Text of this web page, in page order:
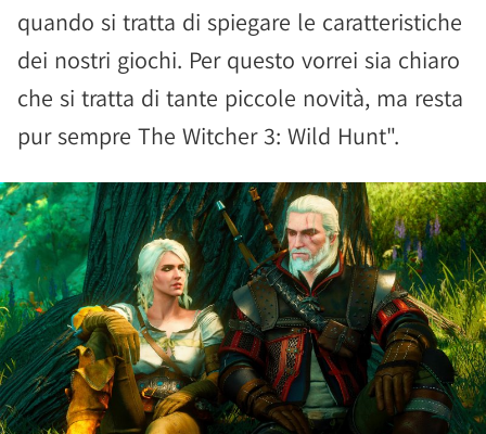
quando si tratta di spiegare le caratteristiche
dei nostri giochi. Per questo vorrei sia chiaro
che si tratta di tante piccole novità, ma resta
pur sempre The Witcher 3: Wild Hunt".